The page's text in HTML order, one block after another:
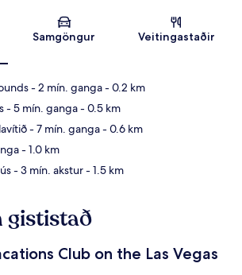
Kort
Samgöngur Veitingastaðir
- 2 mín. ganga- 0.2 km
- 5 mín. ganga- 0.5 km
- 7 mín. ganga- 0.6 km
- 1.0 km
- 3 mín. akstur- 1.5 km
gististað
Club on the Las Vegas